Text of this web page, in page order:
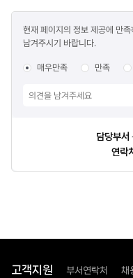
만족도
조사
현재 페이지의 정보 제공에 만
남겨주시기 바랍니다.
매우만족 만족
담당부서
연락
고객지원 부서연락처 채